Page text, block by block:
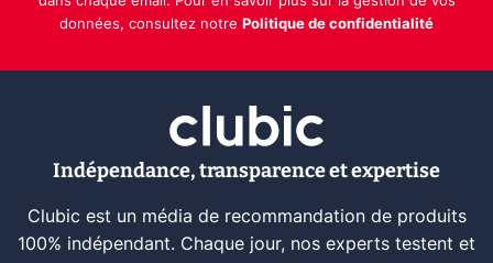
données, consultez notre Politique de confidentialité
Indépendance, transparence et expertise
Clubic est un média de recommandation de produits
100% indépendant. Chaque jour, nos experts testent et